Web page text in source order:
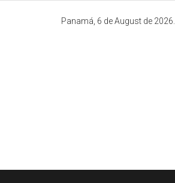
Panamá, 6 de August de 2026.